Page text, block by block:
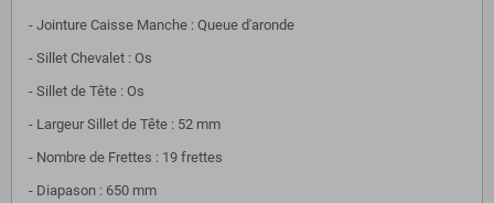
- Jointure Caisse Manche : Queue d'aronde
- Sillet Chevalet : Os
- Sillet de Tête : Os
- Largeur Sillet de Tête : 52 mm
- Nombre de Frettes : 19 frettes
- Diapason : 650 mm